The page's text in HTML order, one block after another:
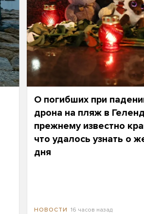
О погибших при
дрона на пляж в
прежнему известно
что удалось узнать о
дня
НОВОСТИ 16 часов назад